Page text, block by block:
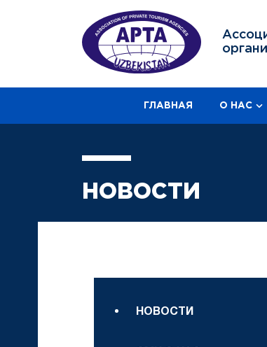
ГЛАВНАЯ О НАС
НОВОСТИ
НОВОСТИ